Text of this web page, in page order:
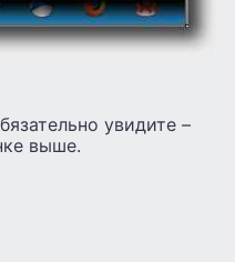
увидите –
выше.